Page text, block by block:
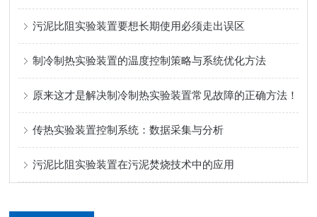
污泥比阻实验装置要想长期使用必须走出误区
制冷制热实验装置的温度控制策略与系统优化方法
原来这才是解决制冷制热实验装置常见故障的正确方法！
传热实验装置控制系统：数据采集与分析
污泥比阻实验装置在污泥焚烧技术中的应用